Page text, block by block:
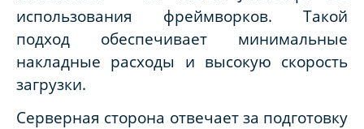
использования фреймворков. Такой
подход обеспечивает минимальные
накладные расходы и высокую скорость
загрузки.
Серверная сторона отвечает за подготовку